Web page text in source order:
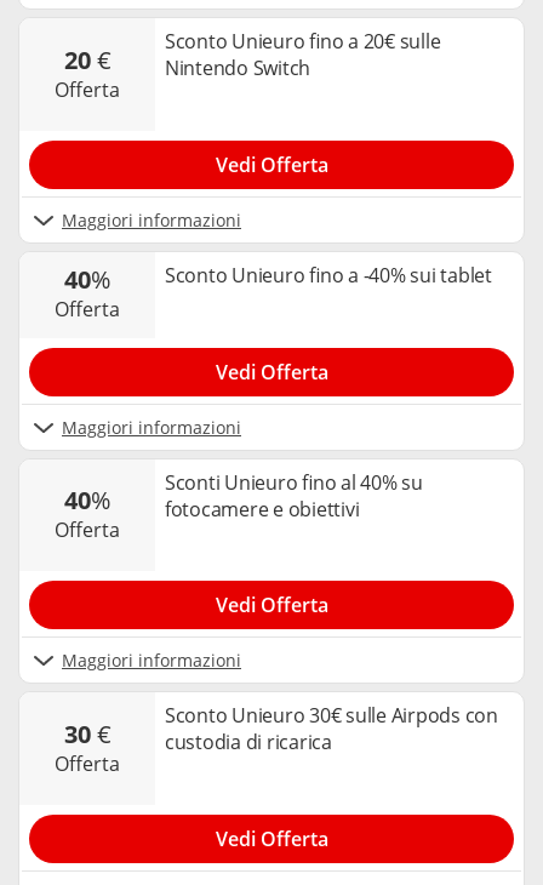
20€
offerta
Sconto Unieuro fino a 20€ sulle
Nintendo Switch
Maggiori informazioni
Vedi Offerta
40%
offerta
Sconto Unieuro fino a -40% sui tablet
Maggiori informazioni
Vedi Offerta
40%
offerta
Sconti Unieuro fino al 40% su
fotocamere e obiettivi
Maggiori informazioni
Vedi Offerta
30€
offerta
Sconto Unieuro 30€ sulle Airpods con
custodia di ricarica
Vedi Offerta